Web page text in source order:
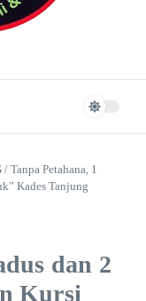
/ Tanpa Petahana, 1
Kades Tanjung
dan 2
Kursi